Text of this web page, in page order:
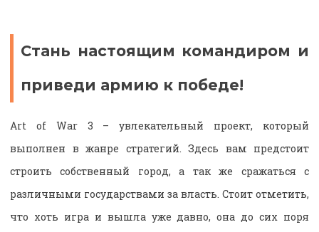
Стань настоящим командиром и
приведи армию к победе!
Art of War 3 – увлекательный проект, который
выполнен в жанре стратегий. Здесь вам предстоит
строить собственный город, а так же сражаться с
различными государствами за власть. Стоит отметить,
что хоть игра и вышла уже давно, она до сих поря